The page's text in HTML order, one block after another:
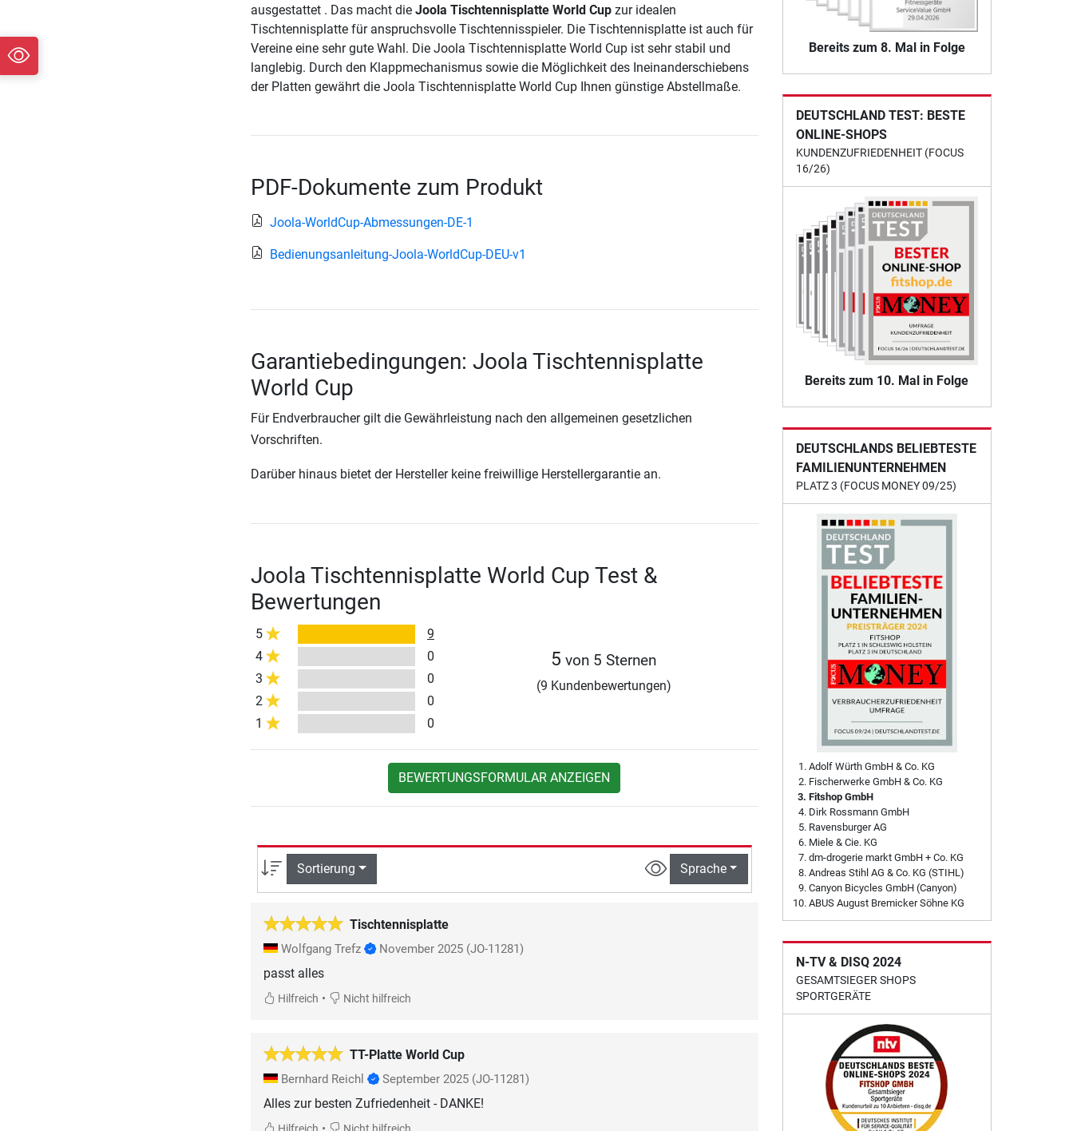
ausgestattet . Das macht die Joola Tischtennisplatte World Cupzur idealen
Tischtennisplatte für anspruchsvolle Tischtennisspieler. Die Tischtennisplatte ist auch für
Vereine eine sehr gute Wahl. Die Joola Tischtennisplatte World Cup ist sehr stabil und
langlebig. Durch den Klappmechanismus sowie die Möglichkeit des Ineinanderschiebens
der Platten gewährt die Joola Tischtennisplatte World Cup Ihnen günstige Abstellmaße.
PDF-Dokumente zum Produkt
Joola-WorldCup-Abmessungen-DE-1
Bedienungsanleitung-Joola-WorldCup-DEU-v1
Garantiebedingungen: Joola Tischtennisplatte
World Cup
Für Endverbraucher gilt die Gewährleistung nach den allgemeinen gesetzlichen
Vorschriften.
Darüber hinaus bietet der Hersteller keine freiwillige Herstellergarantie an.
Joola Tischtennisplatte World Cup Test &
Bewertungen
5
9
4
0
3
0
2
0
1
0
5 von 5 Sternen
(9 Kundenbewertungen)
BEWERTUNGSFORMULAR ANZEIGEN
Sortierung Sprache
Tischtennisplatte
Wolfgang Trefz November 2025 (JO-11281)
passt alles
Hilfreich • Nicht hilfreich
TT-Platte World Cup
Bernhard Reichl September 2025 (JO-11281)
Alles zur besten Zufriedenheit - DANKE!
Bereits zum 8. Mal in Folge
DEUTSCHLAND TEST: BESTE
ONLINE-SHOPS
KUNDENZUFRIEDENHEIT (FOCUS
16/26)
Bereits zum 10. Mal in Folge
DEUTSCHLANDS BELIEBTESTE
FAMILIENUNTERNEHMEN
PLATZ 3 (FOCUS MONEY 09/25)
Adolf Würth GmbH & Co. KG
Fischerwerke GmbH & Co. KG
Fitshop GmbH
Dirk Rossmann GmbH
Ravensburger AG
Miele & Cie. KG
dm-drogerie markt GmbH + Co. KG
Andreas Stihl AG & Co. KG (STIHL)
Canyon Bicycles GmbH (Canyon)
ABUS August Bremicker Söhne KG
N-TV & DISQ 2024
GESAMTSIEGER SHOPS
SPORTGERÄTE